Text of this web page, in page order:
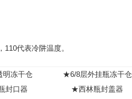
代表冷阱温度。
冻干仓
★6/8层外挂瓶冻干仓
封口器
★西林瓶封盖器